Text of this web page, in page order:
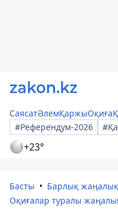
СаясатӘлемҚаржыОқиға
#Референдум-2026
+23°
Басты
Барлық
Оқиғалар туралы